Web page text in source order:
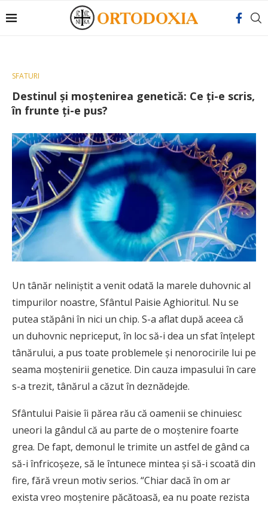
SFATURI
Destinul și moștenirea genetică: Ce ţi-e scris,
în frunte ţi-e pus?
Un tânăr neliniştit a venit odată la marele duhovnic al
timpurilor noastre, Sfântul Paisie Aghioritul. Nu se
putea stăpâni în nici un chip. S-a aflat după aceea că
un duhovnic nepriceput, în loc să-i dea un sfat înţelept
tânărului, a pus toate problemele şi nenorocirile lui pe
seama moştenirii genetice. Din cauza impasului în care
s-a trezit, tânărul a căzut în deznădejde.
Sfântului Paisie îi părea rău că oamenii se chinuiesc
uneori la gândul că au parte de o moştenire foarte
grea. De fapt, demonul le trimite un astfel de gând ca
să-i înfricoşeze, să le întunece mintea şi să-i scoată din
fire, fără vreun motiv serios. “Chiar dacă în om ar
exista vreo moştenire păcătoasă, ea nu poate rezista